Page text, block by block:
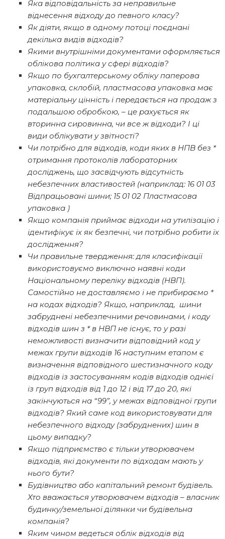
Яка відповідальність за неправильне
віднесення відходу до певного класу?
Як діяти, якщо в одному потоці поєднані
декілька видів відходів?
Якими внутрішніми документами оформляється
облікова політика у сфері відходів?
Якщо по бухгалтерському обліку паперова
упаковка, склобій, пластмасова упаковка має
матеріальну цінність і передається на продаж з
подальшою обробкою, – це рахується як
вторинна сировинна, чи все ж відходи? І ці
види облікувати у звітності?
Чи потрібно для відходів, коди яких в НПВ без *
отримання протоколів лабораторних
досліджень, що засвідчують відсутність
небезпечних властивостей (наприклад: 16 01 03
Відпрацьовані шини; 15 01 02 Пластмасова
упаковка )
Якщо компанія приймає відходи на утилізацію і
ідентифікує іх як безпечні, чи потрібно робити їх
дослідження?
Чи правильне твердження: для класифікації
використовуємо виключно наявні коди
Національному переліку відходів (НВП).
Самостійно не доставляємо і не прибираємо *
на кодах відходів? Якщо, наприклад, шини
забруднені небезпечними речовинами, і коду
відходів шин з * в НВП не існує, то у разі
неможливості визначити відповідний код у
межах групи відходів 16 наступним етапом є
визначення відповідного шестизначного коду
відходів із застосуванням кодів відходів однієї
із груп відходів від 1 до 12 і від 17 до 20, які
закінчуються на “99”, у межах відповідної групи
відходів? Який саме код використовувати для
небезпечного відходу (забруднених) шин в
цьому випадку?
Якщо підприємство є тільки утворювачем
відходів, які документи по відходам мають у
нього бути?
Будівництво або капітальний ремонт будівель.
Хто вважається утворювачем відходів – власник
будинку/земельної ділянки чи будівельна
компанія?
Яким чином ведеться облік відходів від